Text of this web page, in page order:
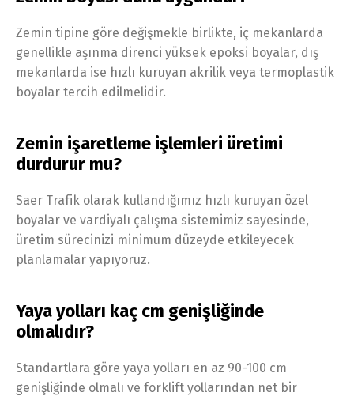
Zemin tipine göre değişmekle birlikte, iç mekanlarda
genellikle aşınma direnci yüksek epoksi boyalar, dış
mekanlarda ise hızlı kuruyan akrilik veya termoplastik
boyalar tercih edilmelidir.
Zemin işaretleme işlemleri üretimi
durdurur mu?
Saer Trafik olarak kullandığımız hızlı kuruyan özel
boyalar ve vardiyalı çalışma sistemimiz sayesinde,
üretim sürecinizi minimum düzeyde etkileyecek
planlamalar yapıyoruz.
Yaya yolları kaç cm genişliğinde
olmalıdır?
Standartlara göre yaya yolları en az 90-100 cm
genişliğinde olmalı ve forklift yollarından net bir